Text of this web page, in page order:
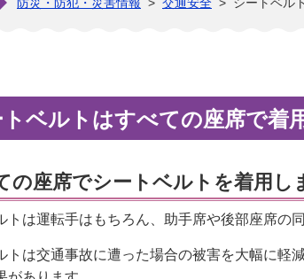
トベルトはすべての座席で着
の座席でシートベルトを着用し
トは運転手はもちろん、助手席や後部座席の
トは交通事故に遭った場合の被害を大幅に軽